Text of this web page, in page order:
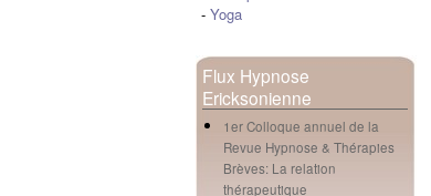
- Yoga
Flux Hypnose
Ericksonienne
1er Colloque annuel de la
Revue Hypnose & Thérapies
Brèves: La relation
thérapeutique